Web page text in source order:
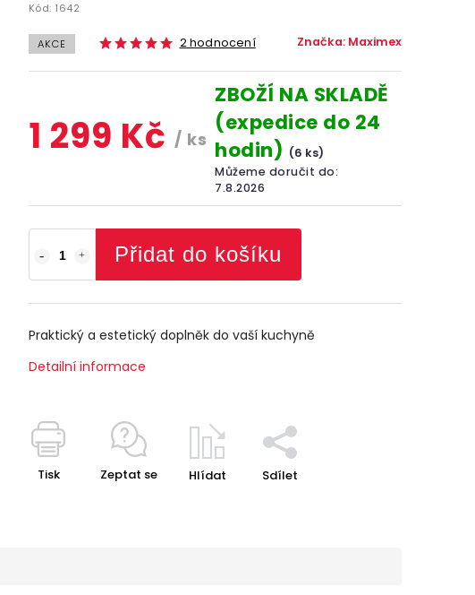
Kód: 1642
AKCE 2 hodnocení Značka: Maximex
1 299 Kč / ks
ZBOŽÍ NA SKLADĚ
(expedice do 24
hodin) (6 ks)
Můžeme doručit do:
7.8.2026
Přidat do košíku
Praktický a estetický doplněk do vaší kuchyně
Detailní informace
Tisk Zeptat se Hlídat Sdílet